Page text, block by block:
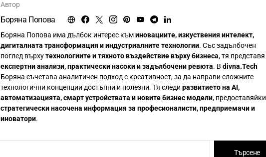
Автор
Боряна Попова
Боряна Попова има дълбок интерес къминовациите, изкуствения интелект,
дигиталната трансформация и индустриалните технологии. Със задълбочен
поглед върхутехнологиите и тяхното въздействие върху бизнеса, тя представя
експертни анализи, практически насоки и задълбочени ревюта. В divna.Tech
Боряна съчетава аналитичен подход с креативност, за да направи сложните
технологични концепции достъпни и полезни. Тя следи развитието на AI,
автоматизацията, смарт устройствата и новите бизнес модели, предоставяйки
стратегически насочена информация за професионалисти, предприемачи и
иноватори.
Търсене